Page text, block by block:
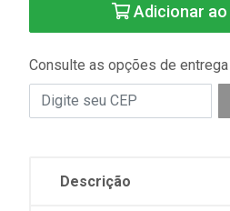
Adicionar
Consulte as opções de entrega
Descrição